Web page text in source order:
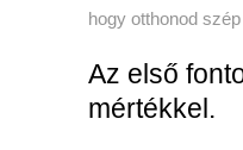
hogy otthonod
Az első
mértékkel.